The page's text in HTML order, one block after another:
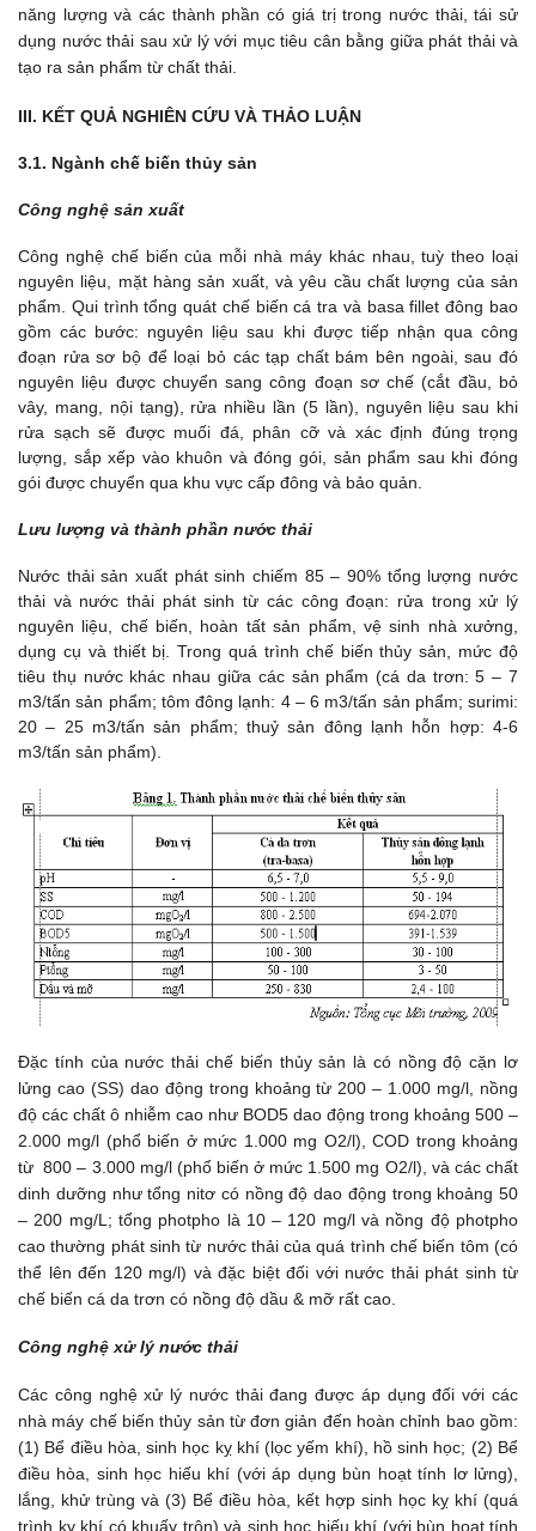
năng lượng và các thành phần có giá trị trong nước thải, tái sử
dụng nước thải sau xử lý với mục tiêu cân bằng giữa phát thải và
tạo ra sản phẩm từ chất thải.
III. KẾT QUẢ NGHIÊN CỨU VÀ THẢO LUẬN
3.1. Ngành chế biến thủy sản
Công nghệ sản xuất
Công nghệ chế biến của mỗi nhà máy khác nhau, tuỳ theo loại
nguyên liệu, mặt hàng sản xuất, và yêu cầu chất lượng của sản
phẩm. Qui trình tổng quát chế biến cá tra và basa fillet đông bao
gồm các bước: nguyên liệu sau khi được tiếp nhận qua công
đoạn rửa sơ bộ để loại bỏ các tạp chất bám bên ngoài, sau đó
nguyên liệu được chuyển sang công đoạn sơ chế (cắt đầu, bỏ
vây, mang, nội tạng), rửa nhiều lần (5 lần), nguyên liệu sau khi
rửa sạch sẽ được muối đá, phân cỡ và xác định đúng trọng
lượng, sắp xếp vào khuôn và đóng gói, sản phẩm sau khi đóng
gói được chuyển qua khu vực cấp đông và bảo quản.
Lưu lượng và thành phần nước thải
Nước thải sản xuất phát sinh chiếm 85 – 90% tổng lượng nước
thải và nước thải phát sinh từ các công đoạn: rửa trong xử lý
nguyên liệu, chế biến, hoàn tất sản phẩm, vệ sinh nhà xưởng,
dụng cụ và thiết bị. Trong quá trình chế biến thủy sản, mức độ
tiêu thụ nước khác nhau giữa các sản phẩm (cá da trơn: 5 – 7
m3/tấn sản phẩm; tôm đông lạnh: 4 – 6 m3/tấn sản phẩm; surimi:
20 – 25 m3/tấn sản phẩm; thuỷ sản đông lạnh hỗn hợp: 4-6
m3/tấn sản phẩm).
Đặc tính của nước thải chế biến thủy sản là có nồng độ cặn lơ
lửng cao (SS) dao động trong khoảng từ 200 – 1.000 mg/l, nồng
độ các chất ô nhiễm cao như BOD5 dao động trong khoảng 500 –
2.000 mg/l (phổ biến ở mức 1.000 mg O2/l), COD trong khoảng
từ  800 – 3.000 mg/l (phổ biến ở mức 1.500 mg O2/l), và các chất
dinh dưỡng như tổng nitơ có nồng độ dao động trong khoảng 50
– 200 mg/L; tổng photpho là 10 – 120 mg/l và nồng độ photpho
cao thường phát sinh từ nước thải của quá trình chế biến tôm (có
thể lên đến 120 mg/l) và đặc biệt đối với nước thải phát sinh từ
chế biến cá da trơn có nồng độ dầu & mỡ rất cao.
Công nghệ xử lý nước thải
Các công nghệ xử lý nước thải đang được áp dụng đối với các
nhà máy chế biến thủy sản từ đơn giản đến hoàn chỉnh bao gồm:
(1) Bể điều hòa, sinh học kỵ khí (lọc yếm khí), hồ sinh học; (2) Bể
điều hòa, sinh học hiếu khí (với áp dụng bùn hoạt tính lơ lửng),
lắng, khử trùng và (3) Bể điều hòa, kết hợp sinh học kỵ khí (quá
trình kỵ khí có khuấy trộn) và sinh học hiếu khí (với bùn hoạt tính